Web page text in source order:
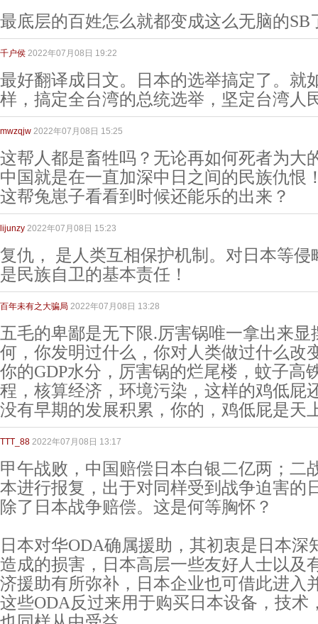
最底层的百姓怎么就都变成这么无脑的SB
千户侯 2022年07月08日 19:22
最好翻译成日文。日本的选举搞定了。就
样，搞定全台湾的总统选举，坚定台湾人
mwzqjw 2022年07月08日 15:25
这帮人都是畜牲吗？无论再如何死者为大
中国就是在一直加深中日之间的民族仇恨
这帮兔崽子看看到时候还能乐的出来？
lijunzy 2022年07月08日 15:23
复仇， 是人类互相保护机制。对日本等
是民族自卫的基本责任！
百年未有之大骗局 2022年07月08日 13:28
五毛的卑鄙是无下限.厉害锅唯一拿出来显
何，你发明过什么，你对人类做过什么改
你的GDP水分，厉害锅的烂尾楼，蚊子高
程，核算经济，环境污染，这样的鸡低屁
没有早期的发展积累，你的，鸡低屁是天
TTT_88 2022年07月08日 13:17
甲午战败，中国赔偿日本白银二亿两；二
本进行报复，出于对同样受到战争迫害的
除了日本战争赔偿。这是何等胸怀？
日本对华ODA确属援助，其初衷是日本深
造成的损害，日本高层一些友好人士以及
济援助有所弥补，日本企业也可借此进入
这些ODA反过来用于购买日本设备，技术